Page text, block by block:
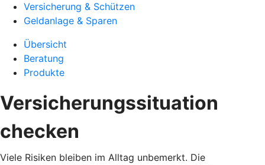
Versicherung & Schützen
Geldanlage & Sparen
Übersicht
Beratung
Produkte
Versicherungssituation
checken
Viele Risiken bleiben im Alltag unbemerkt. Die